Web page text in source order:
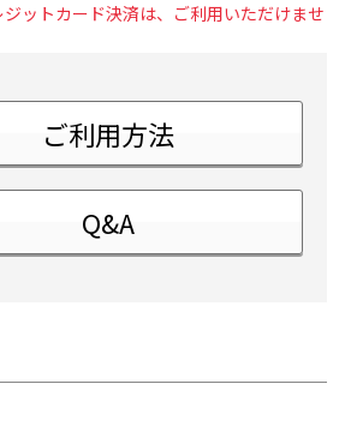
ットカード決済は、ご利用いただけませ
ご利用方法
Q&A